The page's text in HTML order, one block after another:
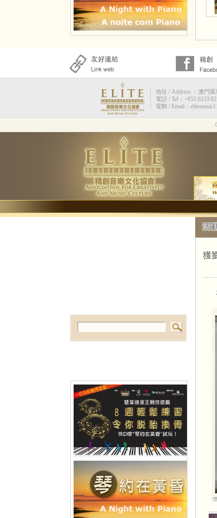
地址 / Address ：澳門
電話 / Tel：+853 6233
電郵 / Email：
獲